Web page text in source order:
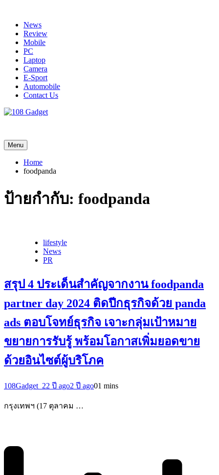
contentNews
Review
Mobile
PC
Laptop
Camera
E-Sport
Automobile
Contact Us
Menu
Home
foodpanda
ป้ายกำกับ: foodpanda
lifestyle
News
PR
สรุป 4 ประเด็นสำคัญจากงาน foodpanda
partner day 2024 ติดปีกธุรกิจด้วย panda
ads ตอบโจทย์ธุรกิจ เจาะกลุ่มเป้าหมาย
ขยายการรับรู้ พร้อมโอกาสเพิ่มยอดขาย
ด้วยอินไซต์ผู้บริโภค
108Gadget_22 ปี ago2 ปี ago01 mins
กรุงเทพฯ (17 ตุลาคม …